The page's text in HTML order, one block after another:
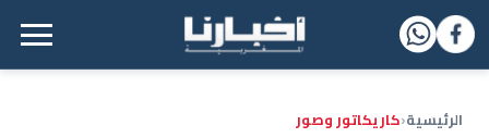
القائمة الرئيسية
الرئيسية‹كاريكاتور وصور